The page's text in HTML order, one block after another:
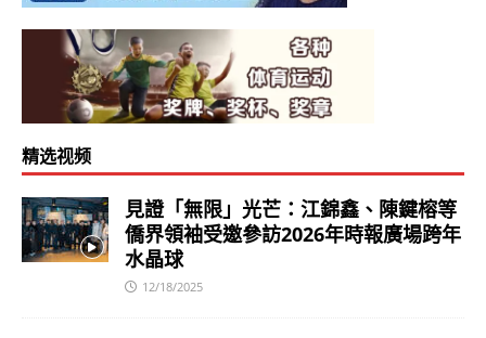
精选视频
見證「無限」光芒：江錦鑫、陳鍵榕等
僑界領袖受邀參訪2026年時報廣場跨年
水晶球
12/18/2025